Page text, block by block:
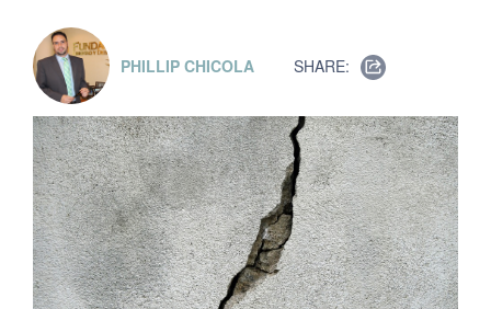
PHILLIP CHICOLA SHARE: